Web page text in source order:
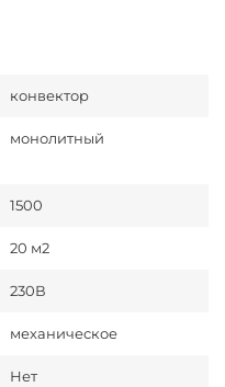
конвектор
монолитный
1500
20 м2
230В
механическое
Нет